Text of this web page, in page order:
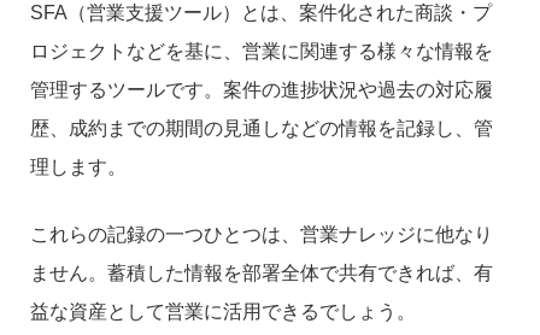
SFA（営業支援ツール）とは、案件化された商談・プ
ロジェクトなどを基に、営業に関連する様々な情報を
管理するツールです。案件の進捗状況や過去の対応履
歴、成約までの期間の見通しなどの情報を記録し、管
理します。
これらの記録の一つひとつは、営業ナレッジに他なり
ません。蓄積した情報を部署全体で共有できれば、有
益な資産として営業に活用できるでしょう。